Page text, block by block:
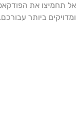
אל תחמיצו את
ומדויקים ביותר עבורכם.